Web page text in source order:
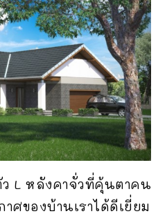
L หลังคาจั่วที่คุ้นตาคน
ศของบ้านเราได้ดีเยี่ยม